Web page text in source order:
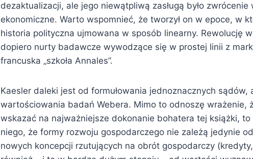
dezaktualizacji, ale jego niewątpliwą zasługą było
ekonomiczne. Warto wspomnieć, że tworzył on w epoce, w
historia polityczna ujmowana w sposób linearny. Rewolucję
dopiero nurty badawcze wywodzące się w prostej linii z
francuska „szkoła Annales”.
Kaesler daleki jest od formułowania jednoznacznych sądów,
wartościowania badań Webera. Mimo to odnoszę wrażenie,
wskazać na najważniejsze dokonanie bohatera tej książki, to
niego, że formy rozwoju gospodarczego nie zależą jedynie
nowych koncepcji rzutujących na obrót gospodarczy